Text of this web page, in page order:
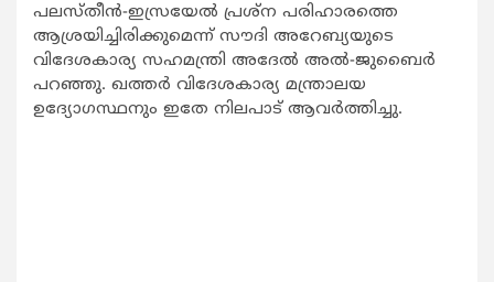
പലസ്തീന്‍-ഇസ്രയേല്‍ പ്രശ്‌ന പരിഹാരത്തെ
ആശ്രയിച്ചിരിക്കുമെന്ന് സൗദി അറേബ്യയുടെ
വിദേശകാര്യ സഹമന്ത്രി അദേല്‍ അല്‍-ജുബൈര്‍
പറഞ്ഞു. ഖത്തര്‍ വിദേശകാര്യ മന്ത്രാലയ
ഉദ്യോഗസ്ഥനും ഇതേ നിലപാട് ആവര്‍ത്തിച്ചു.